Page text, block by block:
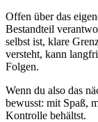
Offen über das
Bestandteil
selbst ist, klare
versteht, kann
Folgen.
Wenn du also das
bewusst: mit Spaß,
Kontrolle behältst.